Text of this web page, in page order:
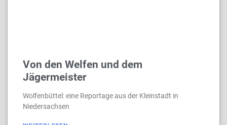
Von den Welfen und dem
Jägermeister
Wolfenbüttel: eine Reportage aus der Kleinstadt in
Niedersachsen